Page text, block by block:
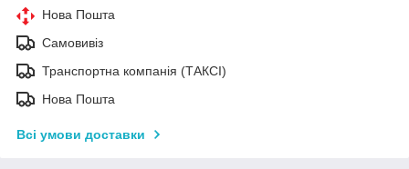
Нова Пошта
Самовивіз
Транспортна компанія (ТАКСІ)
Нова Пошта
Всі умови доставки